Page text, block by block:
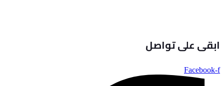
ابقى على تواصل
Facebook-f